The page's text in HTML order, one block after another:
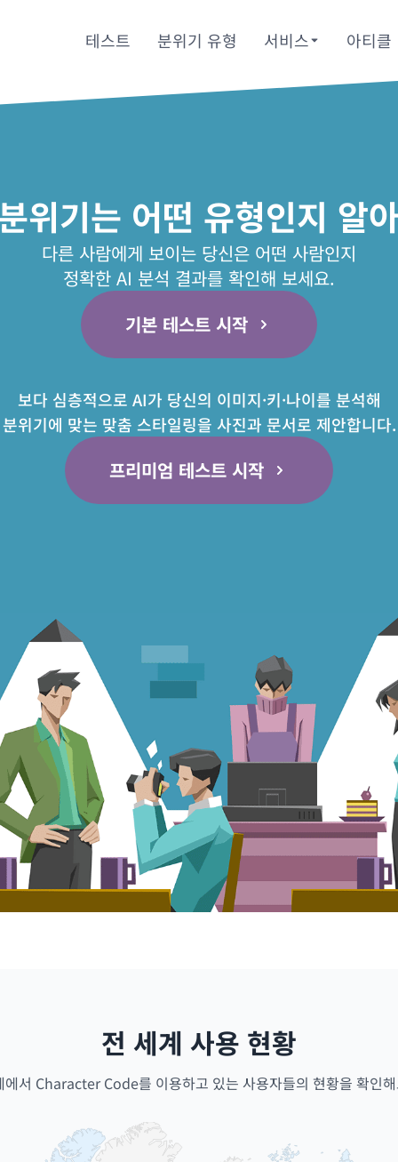
테스트 분위기 유형 서비스 아티클
위기는 어떤 유형인지 알
다른 사람에게 보이는 당신은 어떤 사람인지
정확한 AI 분석 결과를 확인해 보세요.
기본 테스트 시작
보다 심층적으로 AI가 당신의 이미지·키·나이를 분석해
분위기에 맞는 맞춤 스타일링을 사진과 문서로 제안합니다.
프리미엄 테스트 시작
전 세계 사용 현황
에서 Character Code를 이용하고 있는 사용자들의 현황을 확인